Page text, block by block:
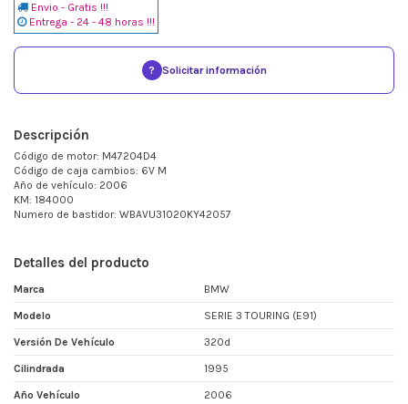
Envio - Gratis !!!
Entrega - 24 - 48 horas !!!
? Solicitar información
Descripción
Código de motor: M47204D4
Código de caja cambios: 6V M
Año de vehículo: 2006
KM: 184000
Numero de bastidor: WBAVU31020KY42057
Detalles del producto
Marca BMW
Modelo SERIE 3 TOURING (E91)
Versión De Vehículo 320d
Cilindrada 1995
Año Vehículo 2006